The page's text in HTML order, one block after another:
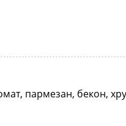
пармезан, бекон,